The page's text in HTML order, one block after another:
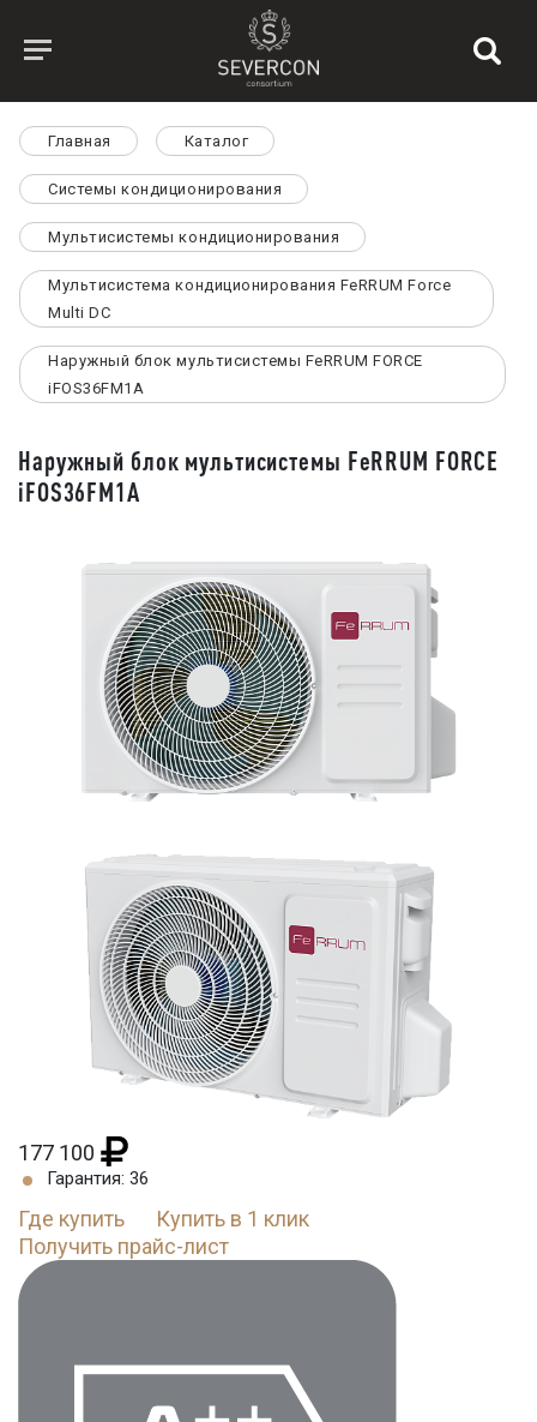
Главная Каталог
Системы кондиционирования
Мультисистемы кондиционирования
Мультисистема кондиционирования FeRRUM Force
Multi DC
Наружный блок мультисистемы FeRRUM FORCE
iFOS36FM1A
Наружный блок мультисистемы FeRRUM FORCE
iFOS36FM1A
177 100
Гарантия: 36
Где купить
Купить в 1 клик
Получить прайс-лист